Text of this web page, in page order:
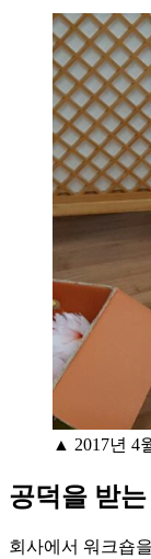
▲ 2017년 4
공덕을 받
회사에서 워크숍